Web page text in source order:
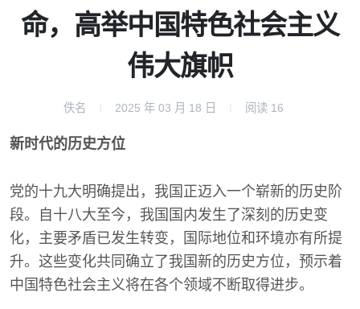
命，高举中国特色社会主义
伟大旗帜
佚名 2025 年 03 月 18 日 阅读 16
新时代的历史方位
党的十九大明确提出，我国正迈入一个崭新的历史阶
段。自十八大至今，我国国内发生了深刻的历史变
化，主要矛盾已发生转变，国际地位和环境亦有所提
升。这些变化共同确立了我国新的历史方位，预示着
中国特色社会主义将在各个领域不断取得进步。